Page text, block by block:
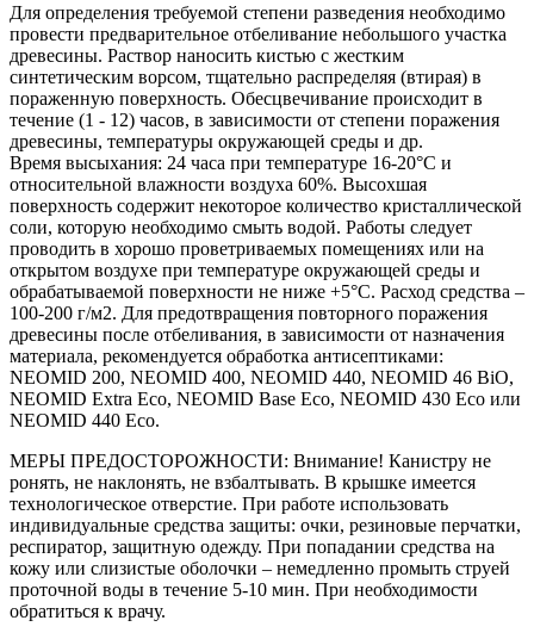
Для определения требуемой степени разведения необходимо
провести предварительное отбеливание небольшого участка
древесины. Раствор наносить кистью с жестким
синтетическим ворсом, тщательно распределяя (втирая) в
пораженную поверхность. Обесцвечивание происходит в
течение (1 - 12) часов, в зависимости от степени поражения
древесины, температуры окружающей среды и др.
Время высыхания: 24 часа при температуре 16-20°С и
относительной влажности воздуха 60%. Высохшая
поверхность содержит некоторое количество кристаллической
соли, которую необходимо смыть водой. Работы следует
проводить в хорошо проветриваемых помещениях или на
открытом воздухе при температуре окружающей среды и
обрабатываемой поверхности не ниже +5°С. Расход средства –
100-200 г/м2. Для предотвращения повторного поражения
древесины после отбеливания, в зависимости от назначения
материала, рекомендуется обработка антисептиками:
NEOMID 200, NEOMID 400, NEOMID 440, NEOMID 46 BiO,
NEOMID Extra Eco, NEOMID Base Eco, NEOMID 430 Eco или
NEOMID 440 Eco.
МЕРЫ ПРЕДОСТОРОЖНОСТИ: Внимание! Канистру не
ронять, не наклонять, не взбалтывать. В крышке имеется
технологическое отверстие. При работе использовать
индивидуальные средства защиты: очки, резиновые перчатки,
респиратор, защитную одежду. При попадании средства на
кожу или слизистые оболочки – немедленно промыть струей
проточной воды в течение 5-10 мин. При необходимости
обратиться к врачу.